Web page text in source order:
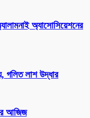
অ্যাসোসিয়েশনের
গলিত লাশ উদ্ধার
আজিজ